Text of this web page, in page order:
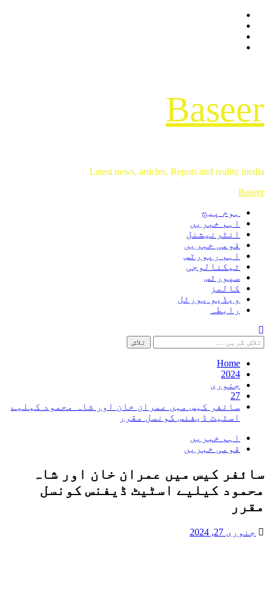
Skip
content
Baseer
Latest news, articles, Repots and reality media
Primary
Baseer
ہوم پیج
اہم خبریں
انٹرنیشنل
قومی خبریں
اہم رپورٹس
ٹیکنالوجی
سپورٹس
کالمز
ویڈیو پورٹل
رابطہ
تلاش
کریں
برائے:Home
2024
جنوری
27
سائفر کیس میں عمران خان اور شاہ محمود کیلیے
اسٹیٹ ڈیفنس کونسل مقرر
اہم خبریں
قومی خبریں
سائفر کیس میں عمران خان اور شاہ
محمود کیلیے اسٹیٹ ڈیفنس کونسل
مقرر
جنوری 27, 2024